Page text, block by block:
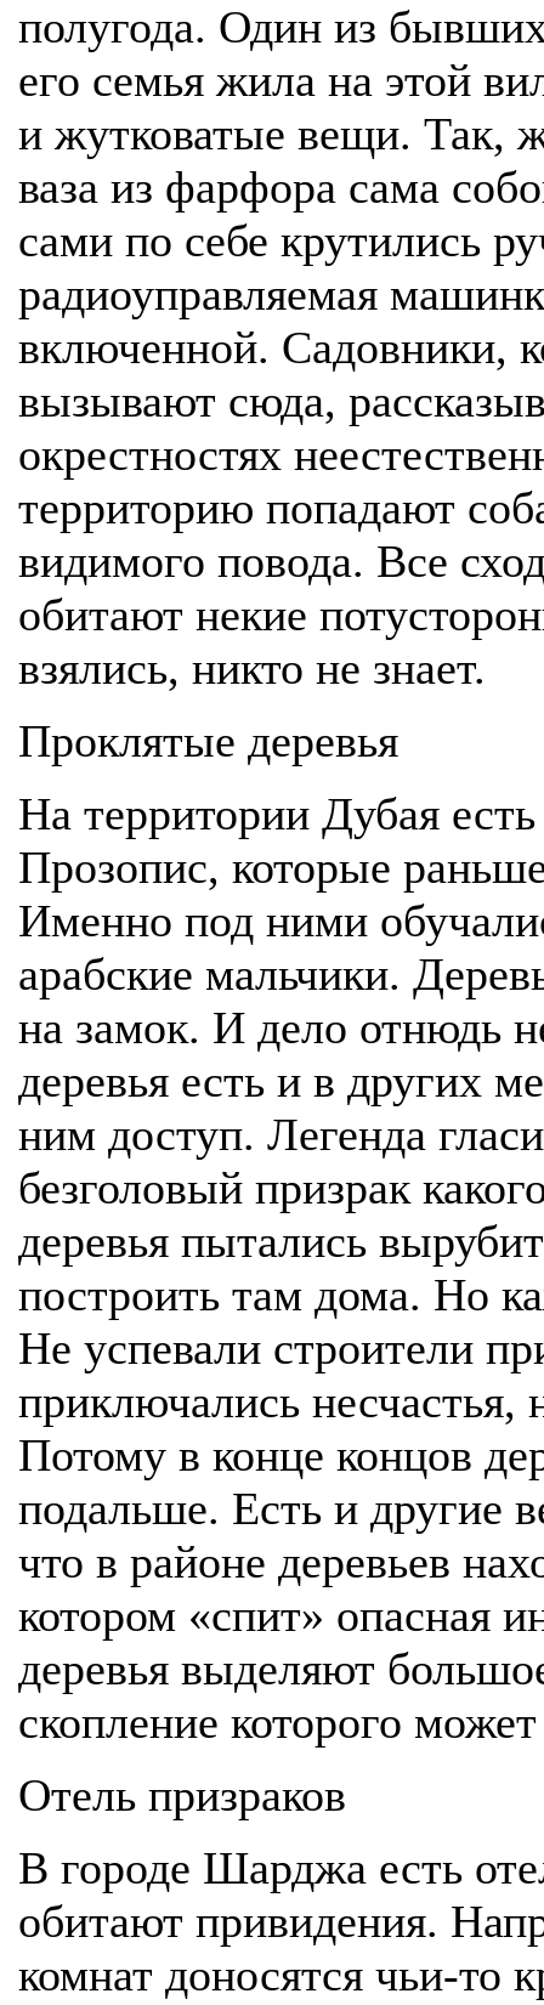
полугода. Один из
его семья жила на этой
и жутковатые вещи. Так,
ваза из фарфора сама
сами по себе крутились
радиоуправляемая
включенной. Садовники,
вызывают сюда,
окрестностях
территорию попадают
видимого повода. Все
обитают некие
взялись, никто не знает.
Проклятые деревья
На территории Дубая
Прозопис, которые
Именно под ними
арабские мальчики.
на замок. И дело отнюдь
деревья есть и в других
ним доступ. Легенда
безголовый призрак
деревья пытались
построить там дома. Но
Не успевали строители
приключались несчастья,
Потому в конце концов
подальше. Есть и другие
что в районе деревьев
котором «спит» опасная
деревья выделяют
скопление которого
Отель призраков
В городе Шарджа есть
обитают привидения.
комнат доносятся чьи-то